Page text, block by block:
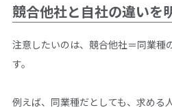
競合他社と自社の違いを
注意したいのは、競合他社＝同業種
す。
例えば、同業種だとしても、求める